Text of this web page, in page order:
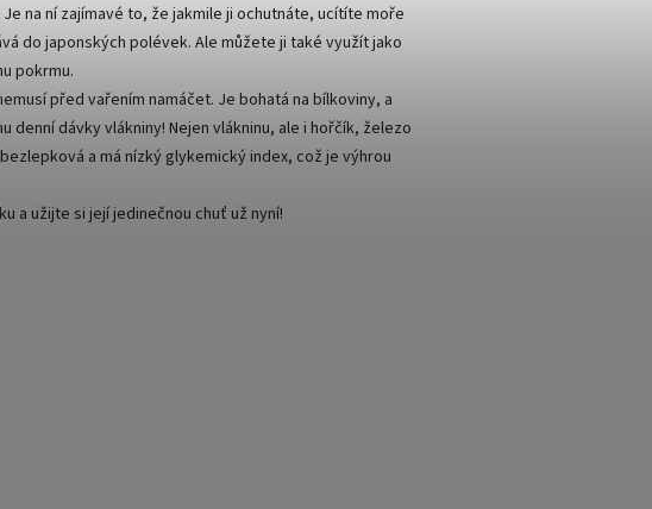
na ní zajímavé to, že jakmile ji ochutnáte, ucítíte moře
do japonských polévek. Ale můžete ji také využít jako
pokrmu.
před vařením namáčet. Je bohatá na bílkoviny, a
dávky vlákniny! Nejen vlákninu, ale i hořčík, železo
a má nízký glykemický index, což je výhrou
a užijte si její jedinečnou chuť už nyní!